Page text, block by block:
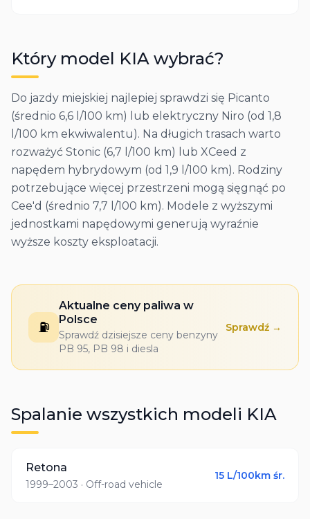
Który model KIA wybrać?
Do jazdy miejskiej najlepiej sprawdzi się Picanto
(średnio 6,6 l/100 km) lub elektryczny Niro (od 1,8
l/100 km ekwiwalentu). Na długich trasach warto
rozważyć Stonic (6,7 l/100 km) lub XCeed z
napędem hybrydowym (od 1,9 l/100 km). Rodziny
potrzebujące więcej przestrzeni mogą sięgnąć po
Cee'd (średnio 7,7 l/100 km). Modele z wyższymi
jednostkami napędowymi generują wyraźnie
wyższe koszty eksploatacji.
⛽
Aktualne ceny paliwa w
Polsce
Sprawdź dzisiejsze ceny benzyny
PB 95, PB 98 i diesla
Sprawdź →
Spalanie wszystkich modeli KIA
Retona
1999–2003 · Off-road vehicle
15 L/100km śr.